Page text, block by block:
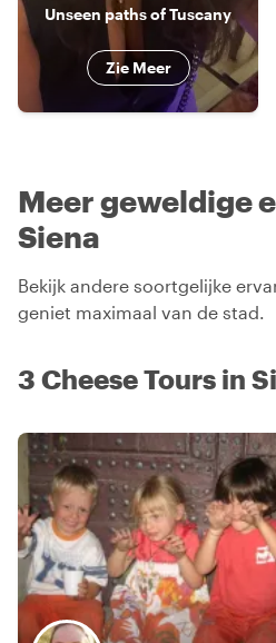
Unseen paths of Tuscany
Zie Meer
Meer geweldige
Siena
Bekijk andere soortgelijke
geniet maximaal van de stad.
3 Cheese Tours in